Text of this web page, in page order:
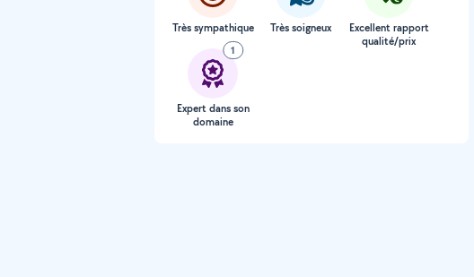
Très sympathique Très soigneux
Excellent rapport
qualité/prix
1
Expert dans son
domaine